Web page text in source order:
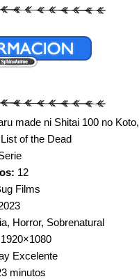
made ni Shitai 100 no Koto,
of the Dead
12
Films
Horror, Sobrenatural
1920×1080
Excelente
minutos